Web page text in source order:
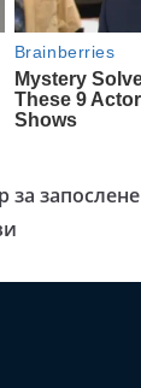
за запослене